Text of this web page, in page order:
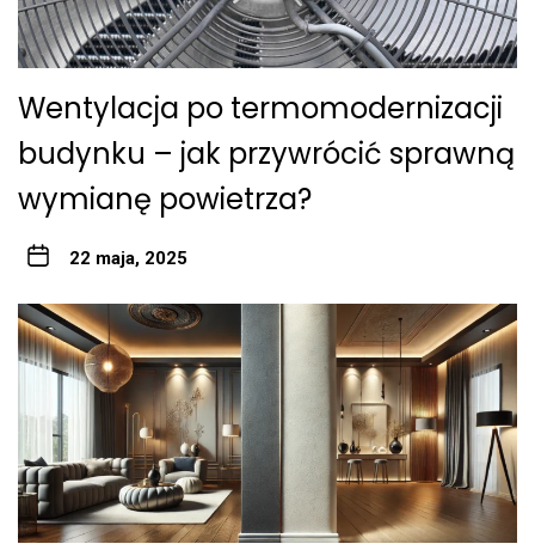
Wentylacja po termomodernizacji
budynku – jak przywrócić sprawną
wymianę powietrza?
22 maja, 2025